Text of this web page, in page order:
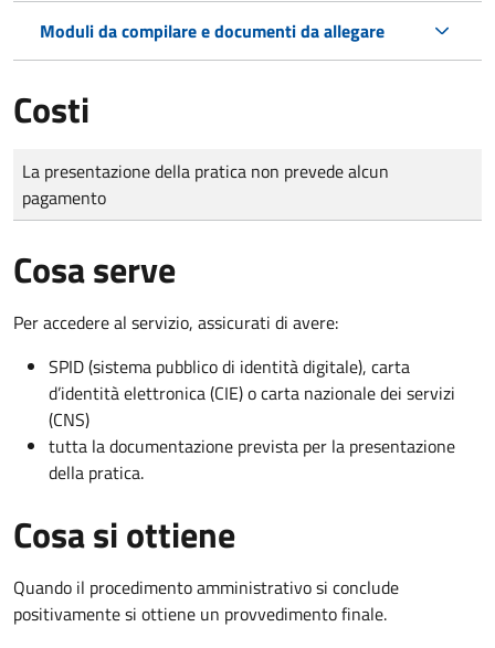
Moduli da compilare e documenti da allegare
Costi
Tipo di pagamento
Importo
La presentazione della pratica non prevede alcun
pagamento
Cosa serve
Per accedere al servizio, assicurati di avere:
SPID (sistema pubblico di identità digitale), carta
d’identità elettronica (CIE) o carta nazionale dei servizi
(CNS)
tutta la documentazione prevista per la presentazione
della pratica.
Cosa si ottiene
Quando il procedimento amministrativo si conclude
positivamente si ottiene un provvedimento finale.